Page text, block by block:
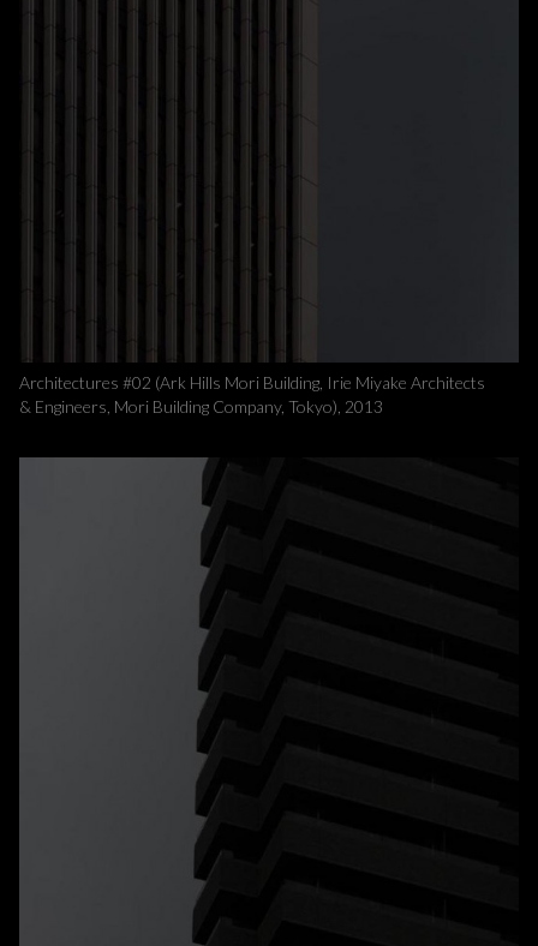
Architectures #02 (Ark Hills Mori Building, Irie Miyake Architects
& Engineers, Mori Building Company, Tokyo), 2013